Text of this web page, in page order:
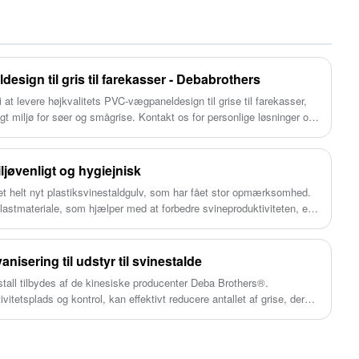
produktion.
fremmer søsundheden, reducerer behovet for
medicinsk indgreb og forbedrer det
overordnede pattegrisevelvære. Med
funktioner som justerbare spærreplader og
drejelige sider sikrer vores farestier optimale
praktisk soinspektion. Ved at vælge vores
produkt kan landmænd skabe et mere
dyrevenligt og produktivt miljø for deres søer
og smågrise.
til gris til farekasser - Debabrothers
at levere højkvalitets PVC-vægpaneldesign til grise til farekasser,
miljø for søer og smågrise. Kontakt os for personlige løsninger og
og hygiejnisk
helt nyt plastiksvinestaldgulv, som har fået stor opmærksomhed.
som hjælper med at forbedre svineproduktiviteten, er
til udstyr til svinestalde
tilbydes af de kinesiske producenter Deba Brothers®.
og kontrol, kan effektivt reducere antallet af grise, der